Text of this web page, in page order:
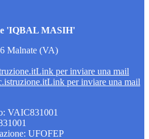
'IQBAL MASIH'
Malnate (VA)
Link per inviare una mail
Link per inviare una mail
VAIC831001
UFOFEP